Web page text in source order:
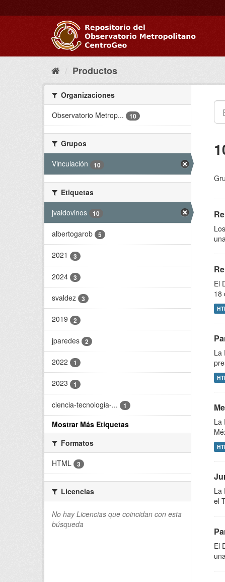
al
Productos
Organizaciones
Observatorio Metrop...
10
Grupos
Vinculación
10
Etiquetas
jvaldovinos
10
albertogarob 5
2021 3
2024 3
svaldez 3
2019 2
jparedes 2
2022 1
2023 1
ciencia-tecnologia-... 1
Mostrar Más Etiquetas
Formatos
HTML
3
Licencias
No hay Licencias que coincidan con esta
búsqueda
El
18
La
La
La
el
El